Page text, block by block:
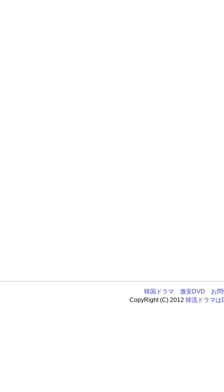
韓国ドラマ 激安DVD
お
CopyRight (C) 2012韓流ドラマは